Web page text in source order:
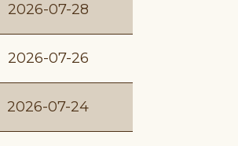
2026-07-28
2026-07-26
2026-07-24